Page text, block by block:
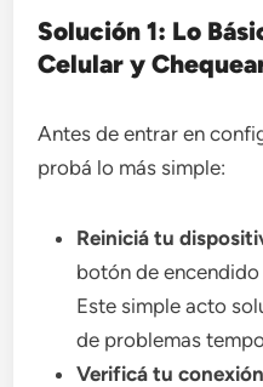
Solución 1: Lo
Celular y
Antes de entrar en
probá lo más simple:
Reiniciá tu
botón de
Este simple acto
de problemas
Verificá tu